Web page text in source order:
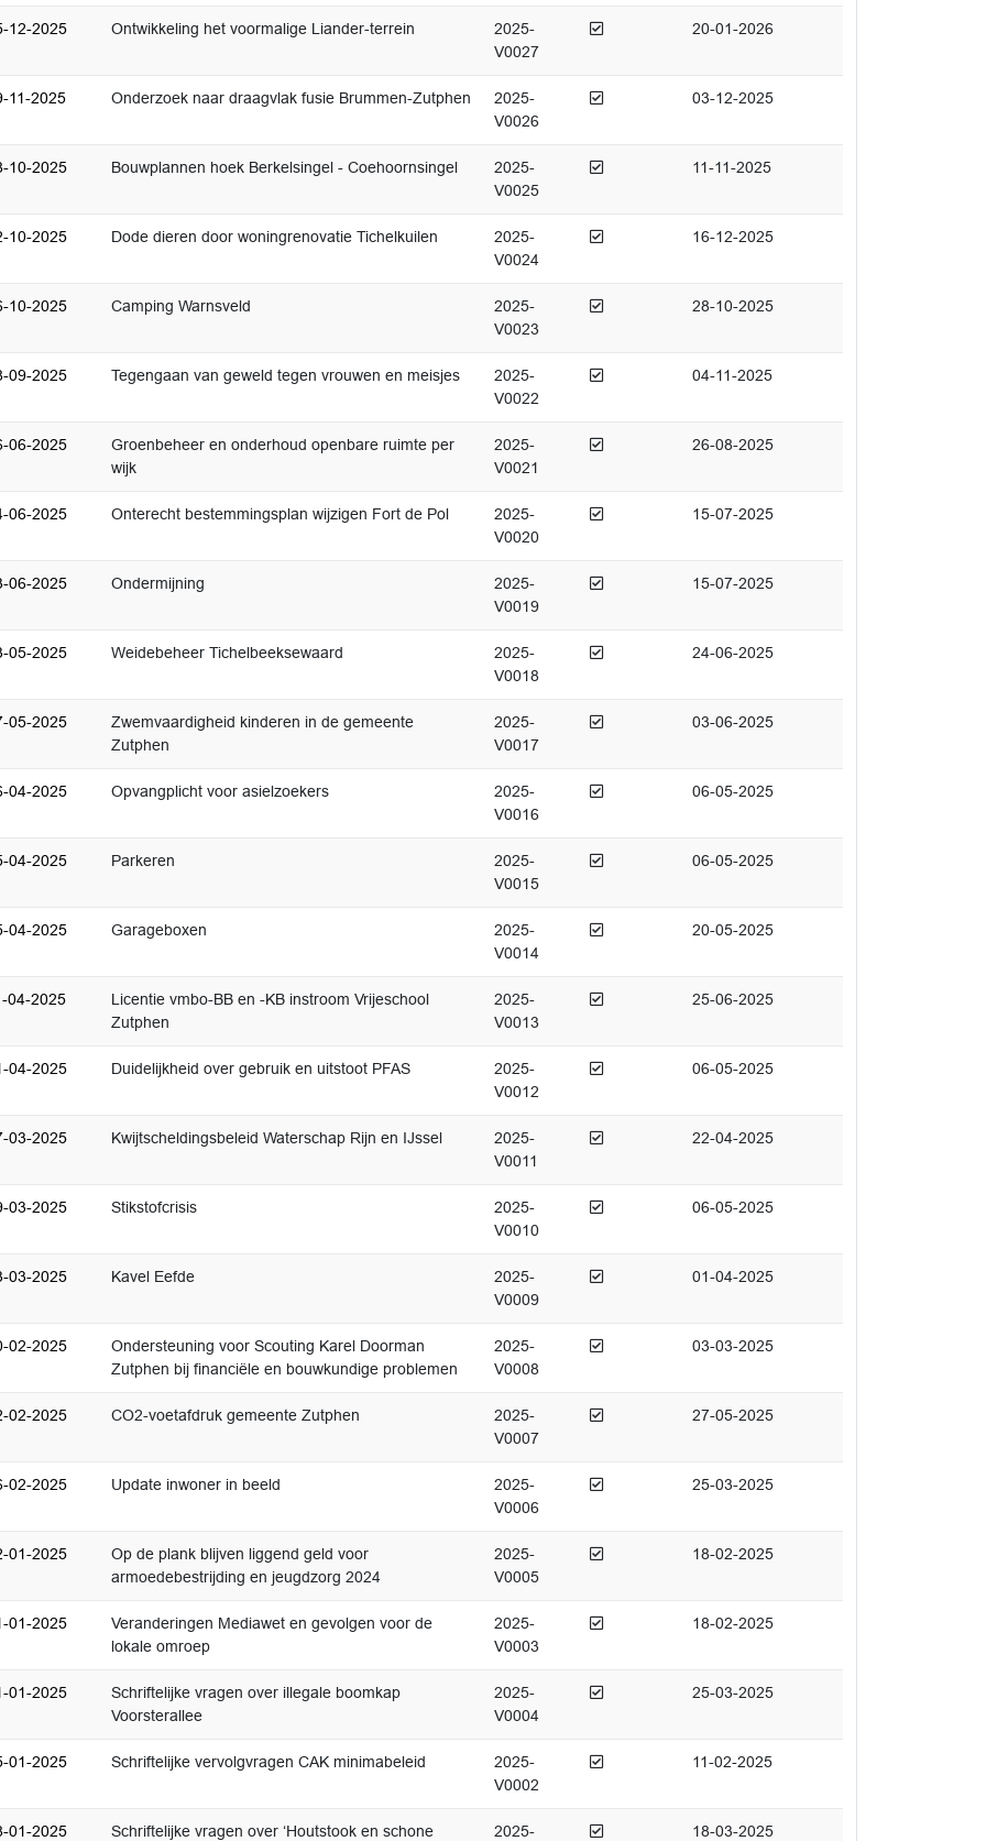
12-2025 Ontwikkeling het voormalige Liander-terrein
2025-
V0027
Afgedaan 20-01-2026
11-2025 Onderzoek naar draagvlak fusie Brummen-Zutphen
2025-
V0026
Afgedaan 03-12-2025
10-2025 Bouwplannen hoek Berkelsingel - Coehoornsingel
2025-
V0025
Afgedaan 11-11-2025
10-2025 Dode dieren door woningrenovatie Tichelkuilen
2025-
V0024
Afgedaan 16-12-2025
10-2025 Camping Warnsveld
2025-
V0023
Afgedaan 28-10-2025
09-2025 Tegengaan van geweld tegen vrouwen en meisjes
2025-
V0022
Afgedaan 04-11-2025
06-2025
Groenbeheer en onderhoud openbare ruimte per
wijk
2025-
V0021
Afgedaan 26-08-2025
06-2025 Onterecht bestemmingsplan wijzigen Fort de Pol
2025-
V0020
Afgedaan 15-07-2025
06-2025 Ondermijning
2025-
V0019
Afgedaan 15-07-2025
05-2025 Weidebeheer Tichelbeeksewaard
2025-
V0018
Afgedaan 24-06-2025
05-2025
Zwemvaardigheid kinderen in de gemeente
Zutphen
2025-
V0017
Afgedaan 03-06-2025
04-2025 Opvangplicht voor asielzoekers
2025-
V0016
Afgedaan 06-05-2025
04-2025 Parkeren
2025-
V0015
Afgedaan 06-05-2025
04-2025 Garageboxen
2025-
V0014
Afgedaan 20-05-2025
04-2025
Licentie vmbo-BB en -KB instroom Vrijeschool
Zutphen
2025-
V0013
Afgedaan 25-06-2025
04-2025 Duidelijkheid over gebruik en uitstoot PFAS
2025-
V0012
Afgedaan 06-05-2025
03-2025 Kwijtscheldingsbeleid Waterschap Rijn en IJssel
2025-
V0011
Afgedaan 22-04-2025
03-2025 Stikstofcrisis
2025-
V0010
Afgedaan 06-05-2025
03-2025 Kavel Eefde
2025-
V0009
Afgedaan 01-04-2025
02-2025
Ondersteuning voor Scouting Karel Doorman
Zutphen bij financiële en bouwkundige problemen
2025-
V0008
Afgedaan 03-03-2025
02-2025 CO2-voetafdruk gemeente Zutphen
2025-
V0007
Afgedaan 27-05-2025
02-2025 Update inwoner in beeld
2025-
V0006
Afgedaan 25-03-2025
01-2025
Op de plank blijven liggend geld voor
armoedebestrijding en jeugdzorg 2024
2025-
V0005
Afgedaan 18-02-2025
01-2025
Veranderingen Mediawet en gevolgen voor de
lokale omroep
2025-
V0003
Afgedaan 18-02-2025
01-2025
Schriftelijke vragen over illegale boomkap
Voorsterallee
2025-
V0004
Afgedaan 25-03-2025
01-2025 Schriftelijke vervolgvragen CAK minimabeleid
2025-
V0002
Afgedaan 11-02-2025
01-2025
Schriftelijke vragen over ‘Houtstook en schone
2025-
Afgedaan 18-03-2025